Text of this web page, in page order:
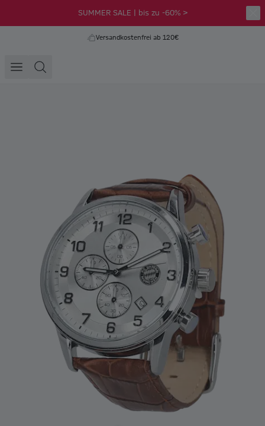
SUMMER SALE | bis zu -60% >
Versandkostenfrei ab 120€